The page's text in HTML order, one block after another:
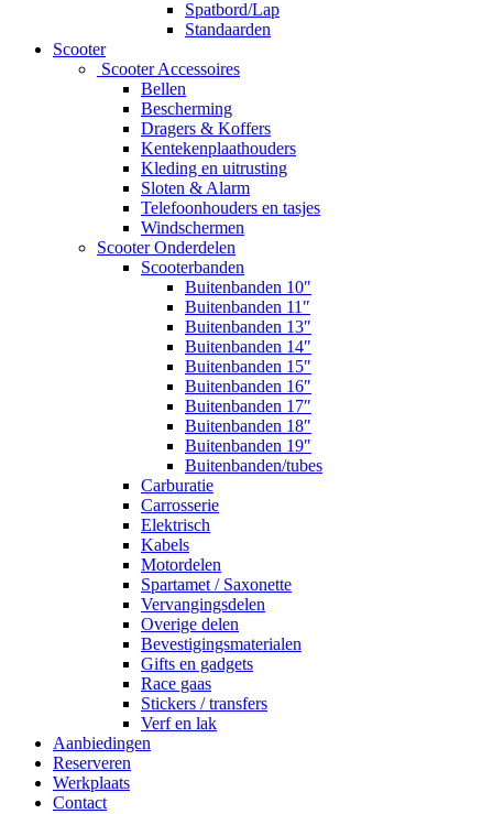
Spatbord/Lap
Standaarden
Scooter
Scooter Accessoires
Bellen
Bescherming
Dragers & Koffers
Kentekenplaathouders
Kleding en uitrusting
Sloten & Alarm
Telefoonhouders en tasjes
Windschermen
Scooter Onderdelen
Scooterbanden
Buitenbanden 10″
Buitenbanden 11″
Buitenbanden 13″
Buitenbanden 14″
Buitenbanden 15″
Buitenbanden 16″
Buitenbanden 17″
Buitenbanden 18″
Buitenbanden 19″
Buitenbanden/tubes
Carburatie
Carrosserie
Elektrisch
Kabels
Motordelen
Spartamet / Saxonette
Vervangingsdelen
Overige delen
Bevestigingsmaterialen
Gifts en gadgets
Race gaas
Stickers / transfers
Verf en lak
Aanbiedingen
Reserveren
Werkplaats
Contact